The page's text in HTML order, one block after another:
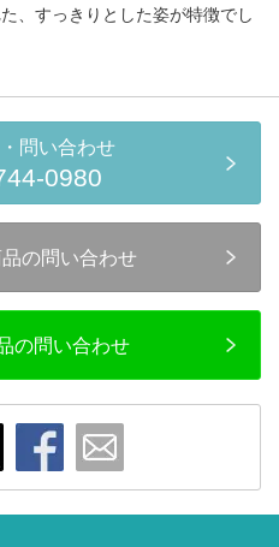
、すっきりとした姿が特徴でし
問い合わせ
0980
の問い合わせ
の問い合わせ